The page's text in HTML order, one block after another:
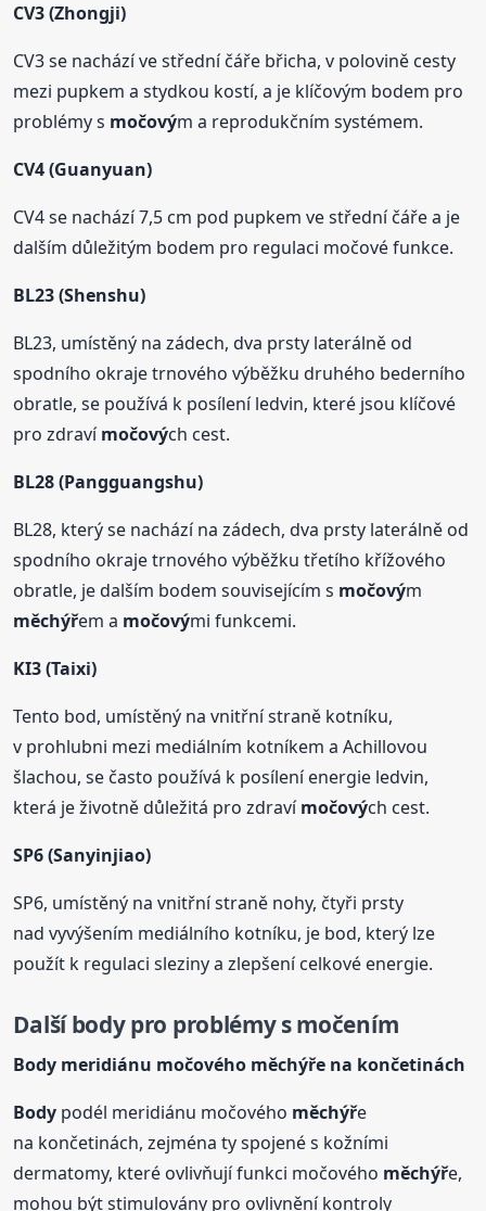
CV3 (Zhongji)
CV3 se nachází ve střední čáře břicha, v polovině cesty
mezi pupkem a stydkou kostí, a je klíčovým bodem pro
problémy s močovým a reprodukčním systémem.
CV4 (Guanyuan)
CV4 se nachází 7,5 cm pod pupkem ve střední čáře a je
dalším důležitým bodem pro regulaci močové funkce.
BL23 (Shenshu)
BL23, umístěný na zádech, dva prsty laterálně od
spodního okraje trnového výběžku druhého bederního
obratle, se používá k posílení ledvin, které jsou klíčové
pro zdravímočových cest.
BL28 (Pangguangshu)
BL28, který se nachází na zádech, dva prsty laterálně od
spodního okraje trnového výběžku třetího křížového
obratle, je dalším bodem souvisejícím s močovým
měchýřem a močovými funkcemi.
KI3 (Taixi)
Tento bod, umístěný na vnitřní straně kotníku,
v prohlubni mezi mediálním kotníkem a Achillovou
šlachou, se často používá k posílení energie ledvin,
která je životně důležitá pro zdravímočových cest.
SP6 (Sanyinjiao)
SP6, umístěný na vnitřní straně nohy, čtyři prsty
nad vyvýšením mediálního kotníku, je bod, který lze
použít k regulaci sleziny a zlepšení celkové energie.
Dalšíbodypro problémy s močením
Body meridiánu močového měchýře na končetinách
Body podél meridiánu močového měchýře
na končetinách, zejména ty spojené s kožními
dermatomy, které ovlivňují funkci močového měchýře,
mohou být stimulovány pro ovlivnění kontroly